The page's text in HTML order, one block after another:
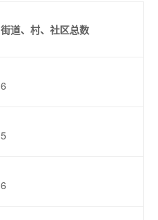
街道、村、社区总数
6
5
6